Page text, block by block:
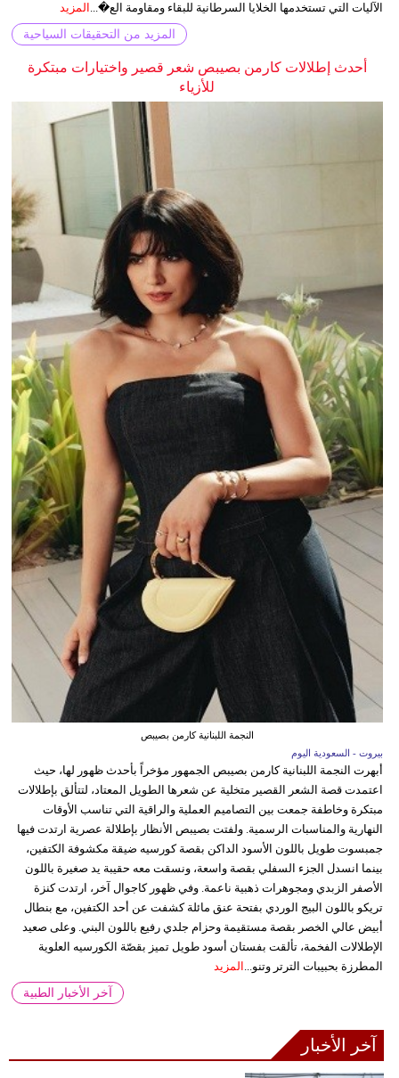
الآليات التي تستخدمها الخلايا السرطانية للبقاء ومقاومة الع�... المزيد
المزيد من التحقيقات السياحية
أحدث إطلالات كارمن بصيبص شعر قصير واختيارات مبتكرة
للأزياء
النجمة اللبنانية كارمن بصيبص
بيروت - السعودية اليوم
أبهرت النجمة اللبنانية كارمن بصيبص الجمهور مؤخراً بأحدث ظهور لها، حيث
اعتمدت قصة الشعر القصير متخلية عن شعرها الطويل المعتاد، لتتألق بإطلالات
مبتكرة وخاطفة جمعت بين التصاميم العملية والراقية التي تناسب الأوقات
النهارية والمناسبات الرسمية. ولفتت بصيبص الأنظار بإطلالة عصرية ارتدت فيها
جمبسوت طويل باللون الأسود الداكن بقصة كورسيه ضيقة مكشوفة الكتفين،
بينما انسدل الجزء السفلي بقصة واسعة، ونسقت معه حقيبة يد صغيرة باللون
الأصفر الزبدي ومجوهرات ذهبية ناعمة. وفي ظهور كاجوال آخر، ارتدت كنزة
تريكو باللون البيج الوردي بفتحة عنق مائلة كشفت عن أحد الكتفين، مع بنطال
أبيض عالي الخصر بقصة مستقيمة وحزام جلدي رفيع باللون البني. وعلى صعيد
الإطلالات الفخمة، تألقت بفستان أسود طويل تميز بقصّة الكورسيه العلوية
المطرزة بحبيبات الترتر وتنو... المزيد
آخر الأخبار الطبية
آخر الأخبار